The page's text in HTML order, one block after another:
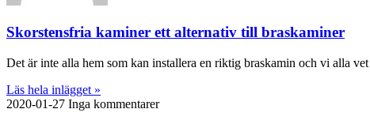
Skorstensfria kaminer ett alternativ till braskaminer
Det är inte alla hem som kan installera en riktig braskamin och vi alla
Läs hela inlägget »
2020-01-27 Inga kommentarer